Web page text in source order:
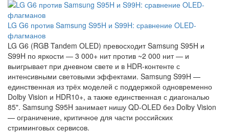
LG G6 против Samsung S95H и S99H: сравнение OLED-
флагманов
LG G6 (RGB Tandem OLED) превосходит Samsung S95H и
S99H по яркости — 3 000+ нит против ~2 000 нит — и
выигрывает при дневном свете и в HDR-контенте с
интенсивными световыми эффектами. Samsung S99H —
единственная из трёх моделей с поддержкой одновременно
Dolby Vision и HDR10+, а также единственная с диагональю
85". Samsung S95H занимает нишу QD-OLED без Dolby Vision
— ограничение, критичное для части российских
стриминговых сервисов.